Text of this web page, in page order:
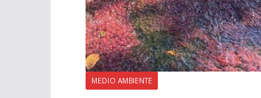
MEDIO AMBIENTE